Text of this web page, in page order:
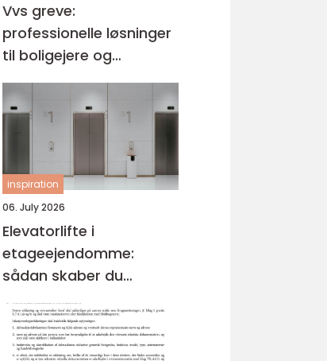
Vvs greve:
professionelle løsninger
til boligejere og
virksomheder
inspiration
06. July 2026
Elevatorlifte i
etageejendomme:
sådan skaber du
tilgængelighed og
værdi